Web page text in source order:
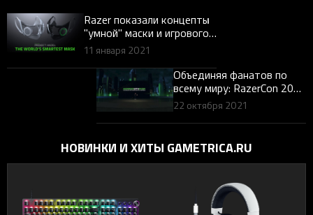
Razer показали концепты
"умной" маски и игрового
кресла на CES 2021
11 января 2021
Объединяя фанатов по
всему миру: RazerCon 2021
— Эксклюзивные анонсы,
первый взгляд и раздачи
подарков
22 октября 2021
НОВИНКИ И ХИТЫ GAMETRICA.RU